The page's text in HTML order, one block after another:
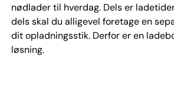
nødlader til hverdag. Dels er
dels skal du alligevel foretage en
dit opladningsstik. Derfor er en
løsning.